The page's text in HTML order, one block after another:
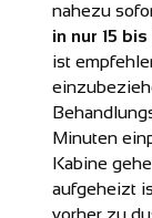
nahezu
in nur 15
ist
Minuten
Kabine
aufgeheizt